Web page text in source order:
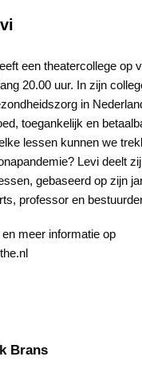
een theatercollege op
20.00 uur. In zijn
in
toegankelijk en
lessen kunnen we
Levi deelt
gebaseerd op zijn
professor en
meer informatie op
Brans